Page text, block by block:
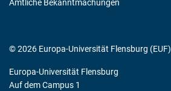
Amtliche Bekanntmachungen
© 2026 Europa-Universität Flensburg (EUF)
Europa-Universität Flensburg
Auf dem Campus 1